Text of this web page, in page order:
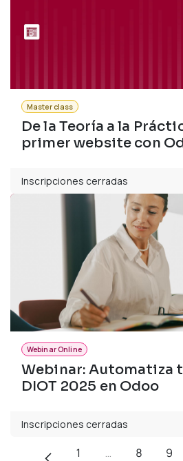
Master class
De la Teoría a la
primer website con
Inscripciones cerradas
Webinar Online
Webinar: Automatiza
DIOT 2025 en Odoo
Inscripciones cerradas
1 … 8 9